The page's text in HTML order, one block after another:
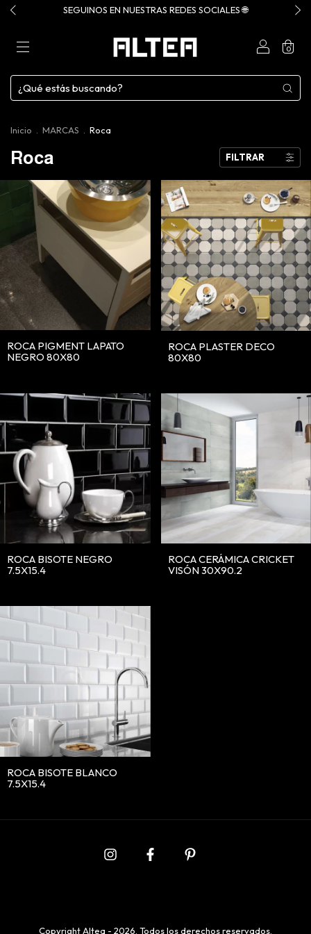
SEGUINOS EN NUESTRAS REDES SOCIALES 🌐
0
Inicio MARCAS Roca
Roca FILTRAR
ROCA PIGMENT LAPATO
NEGRO 80X80
ROCA PLASTER DECO
80X80
ROCA BISOTE NEGRO
7.5X15.4
ROCA CERÁMICA CRICKET
VISÓN 30X90.2
ROCA BISOTE BLANCO
7.5X15.4
Copyright Altea - 2026. Todos los derechos reservados.